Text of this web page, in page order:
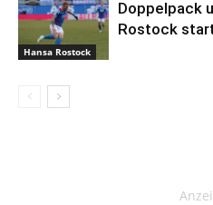
Hansa Rostock
Doppelpack
Rostock